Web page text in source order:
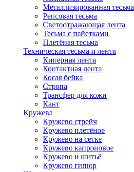
Металлизированная тесьма
Репсовая тесьма
Светоотражающая лента
Тесьма с пайетками
Плетёная тесьма
Техническая тесьма и лента
Киперная лента
Контактная лента
Косая бейка
Стропа
Трансфер для кожи
Кант
Кружева
Кружево стрейч
Кружево плетёное
Кружево на сетке
Кружево капроновое
Кружево и шитьё
Кружево гипюр